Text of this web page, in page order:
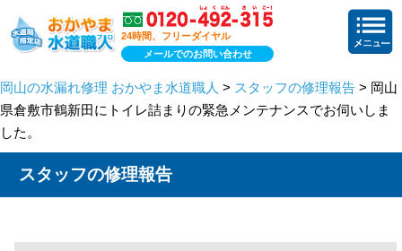
24時間、フリーダイヤル
メールでのお問い合わせ
岡山の水漏れ修理 おかやま水道職人 > スタッフの修理報告 > 岡山
県倉敷市鶴新田にトイレ詰まりの緊急メンテナンスでお伺いしま
した。
スタッフの修理報告